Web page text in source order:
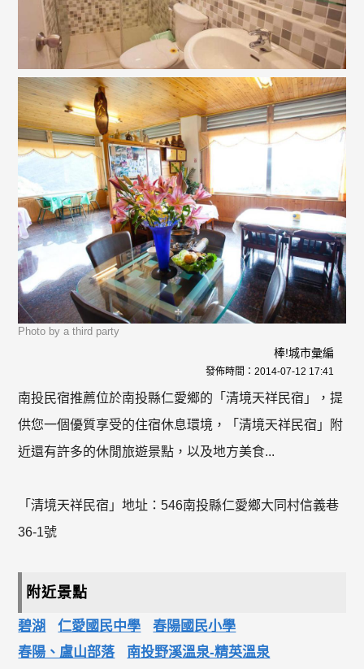
Photo by a third party
棒!城市彙編
發佈時間： 2014-07-12 17:41
南投民宿推薦位於南投縣仁愛鄉的「清境天祥民宿」，提
供您一個優質享受的住宿休息環境，「清境天祥民宿」附
近還有許多的休閒旅遊景點，以及地方美食...
「清境天祥民宿」地址：546南投縣仁愛鄉大同村信義巷
36-1號
附近景點
碧湖 仁愛國民中學
春陽國民小學
春陽、盧山部落
南投野溪溫泉-精英溫泉